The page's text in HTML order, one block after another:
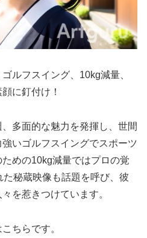
ルフスイング、10kg減量、
に釘付け！
多面的な魅力を発揮し、世間
いゴルフスイングでスポーツ
めの10kg減量ではプロの覚
秘蔵映像も話題を呼び、彼
を惹きつけています。
ちらです。